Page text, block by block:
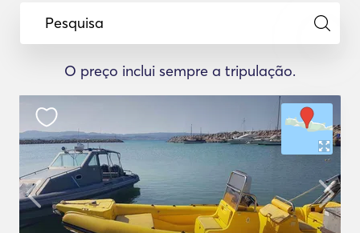
Pesquisa
O preço inclui sempre a tripulação.